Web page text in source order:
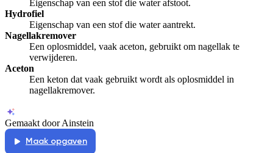
Eigenschap van een stof die water afstoot.
Hydrofiel
Eigenschap van een stof die water aantrekt.
Nagellakremover
Een oplosmiddel, vaak aceton, gebruikt om nagellak te
verwijderen.
Aceton
Een keton dat vaak gebruikt wordt als oplosmiddel in
nagellakremover.
Gemaakt door Ainstein
Maak opgaven